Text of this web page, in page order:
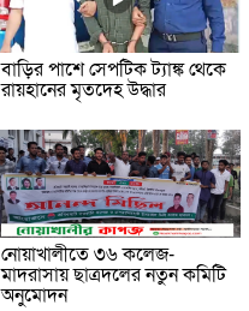
বাড়ির পাশে সেপটিক ট্যাঙ্ক থেকে
রায়হানের মৃতদেহ উদ্ধার
নোয়াখালীতে ৩৬ কলেজ-
মাদরাসায় ছাত্রদলের নতুন কমিটি
অনুমোদন